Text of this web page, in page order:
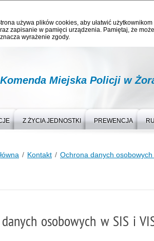
używa plików cookies, aby ułatwić
zapisanie w pamięci urządzenia. Pamiętaj, że
wyrażenie zgody.
Komenda Miejska Policji w
Z ŻYCIA JEDNOSTKI PREWENCJA
Kontakt Ochrona danych osobowych
osobowych w SIS i